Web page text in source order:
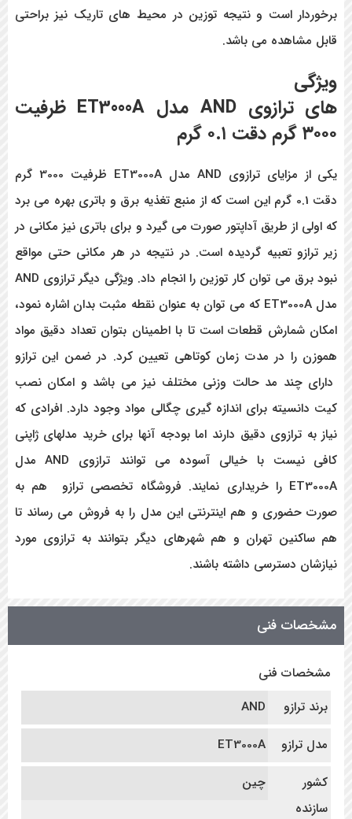
برخوردار است و نتیجه توزین در محیط های تاریک نیز براحتی
قابل مشاهده می باشد.
ویژگی
هایترازوی AND مدل ET3000A ظرفیت
۳۰۰۰ گرم دقت ۰.۱ گرم
یکی از مزایای ترازوی AND مدل ET3000A ظرفیت 3000 گرم
دقت 0.1 گرم
این است که از منبع تغذیه برق و باتری بهره می برد
که اولی از طریق آداپتور صورت می گیرد و برای باتری نیز مکانی در
زیر ترازو تعبیه گردیده است. در نتیجه در هر مکانی حتی مواقع
نبود برق می توان کار توزین را انجام داد.
ویژگی دیگر ترازوی AND
مدل ET3000A که می توان به عنوان نقطه مثبت بدان اشاره نمود،
امکان شمارش قطعات است تا با اطمینان بتوان تعداد دقیق مواد
هموزن را در مدت زمان کوتاهی تعیین کرد. در ضمن این ترازو
دارای چند مد حالت وزنی مختلف نیز می باشد و امکان نصب
کیت دانسیته برای اندازه گیری چگالی مواد وجود دارد. افرادی که
نیاز به ترازوی دقیق دارند اما بودجه آنها برای خرید مدلهای ژاپنی
کافی نیست با خیالی آسوده می توانند ترازوی AND مدل
ET3000A را خریداری نمایند. فروشگاه تخصصی ترازو هم به
صورت حضوری و هم اینترنتی این مدل را به فروش می رساند تا
هم ساکنین تهران و هم شهرهای دیگر بتوانند به ترازوی مورد
نیازشان دسترسی داشته باشند.
مشخصات فنی
مشخصات فنی
برند ترازو
AND
مدل ترازو
ET3000A
کشور
سازنده
چین